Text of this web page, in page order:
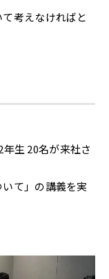
考えなければと
生 20名が来社さ
いて」の講義を実